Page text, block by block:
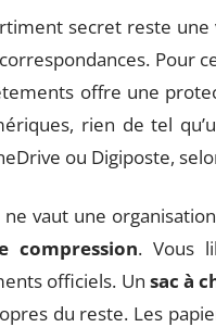
secret reste
Pour
offre une
rien de tel
ou Digiposte,
vaut une
compression. Vous
officiels. Un sac à
du reste. Les